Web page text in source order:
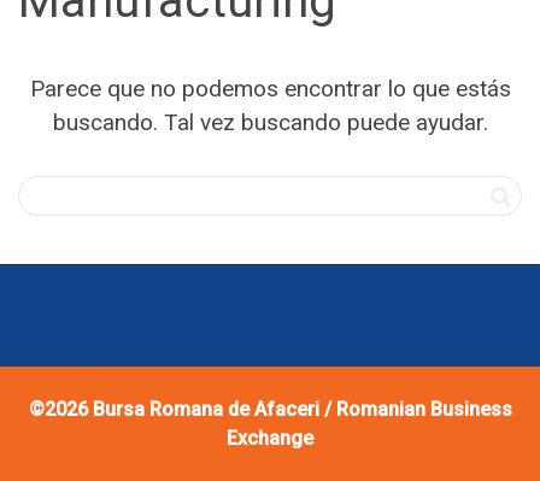
Parece que no podemos encontrar lo que estás
buscando. Tal vez buscando puede ayudar.
©2026 Bursa Romana de Afaceri / Romanian Business
Exchange